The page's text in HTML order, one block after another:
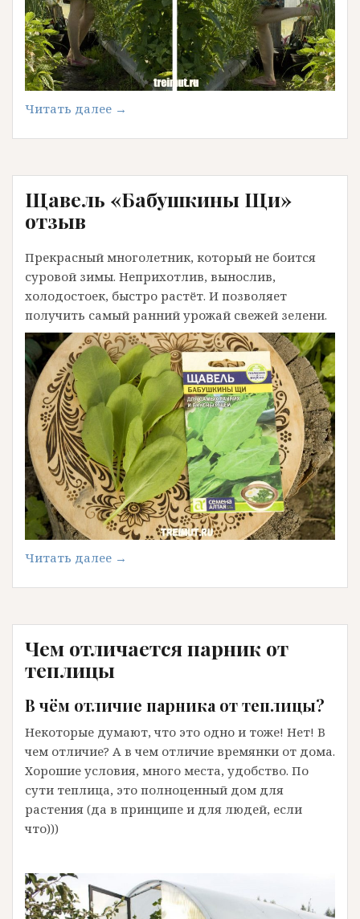
Читать далее «Эстрагон
→
Щавель «Бабушкины Щи»
отзыв
Прекрасный многолетник, который не боится
суровой зимы. Неприхотлив, вынослив,
холодостоек, быстро растёт. И позволяет
получить самый ранний урожай свежей зелени.
Читать далее «Щавель
→
Чем отличается парник от
теплицы
В чём отличие парника от теплицы?
Некоторые думают, что это одно и тоже! Нет! В
чем отличие? А в чем отличие времянки от дома.
Хорошие условия, много места, удобство. По
сути теплица, это полноценный дом для
растения (да в принципе и для людей, если
что)))